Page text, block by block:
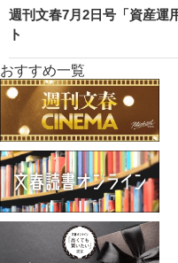
週刊文春7月2日号「資産運
ト
おすすめ一覧